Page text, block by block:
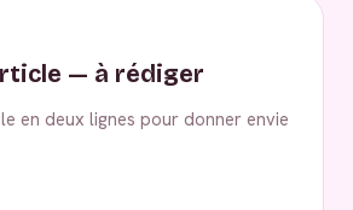
— à rédiger
en deux lignes pour donner envie